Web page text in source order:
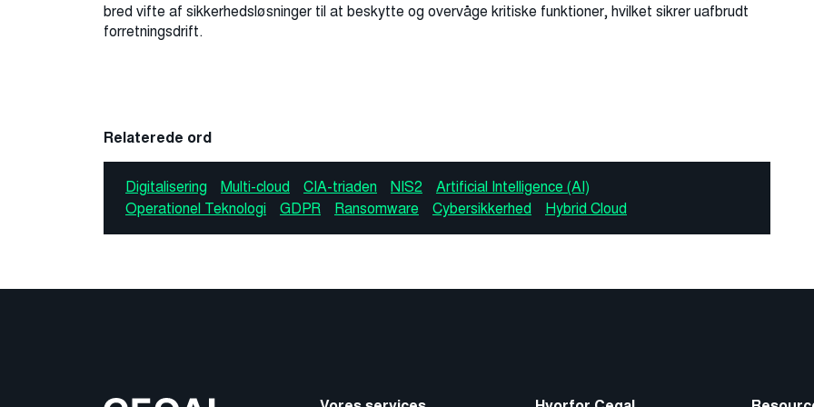
bred vifte af sikkerhedsløsninger til at beskytte og overvåge kritiske funktioner, hvilket sikrer uafbrudt
forretningsdrift.
Relaterede ord
Digitalisering Multi-cloud CIA-triaden NIS2
Artificial Intelligence (AI)
Operationel Teknologi
GDPR Ransomware Cybersikkerhed Hybrid Cloud